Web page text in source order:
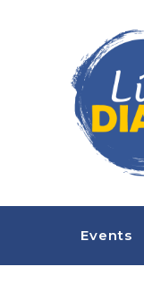
Events